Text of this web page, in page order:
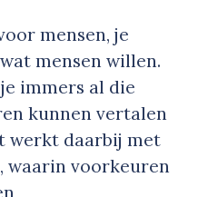
mensen, je
mensen willen.
immers al die
kunnen vertalen
werkt daarbij met
waarin voorkeuren